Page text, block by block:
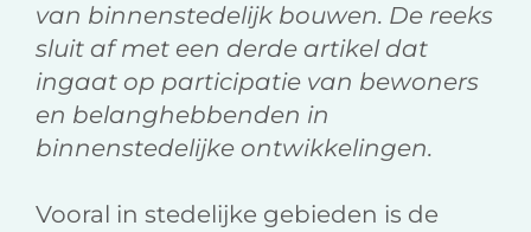
van binnenstedelijk bouwen. De reeks
sluit af met een derde artikel dat
ingaat op participatie van bewoners
en belanghebbenden in
binnenstedelijke ontwikkelingen.
Vooral in stedelijke gebieden is de